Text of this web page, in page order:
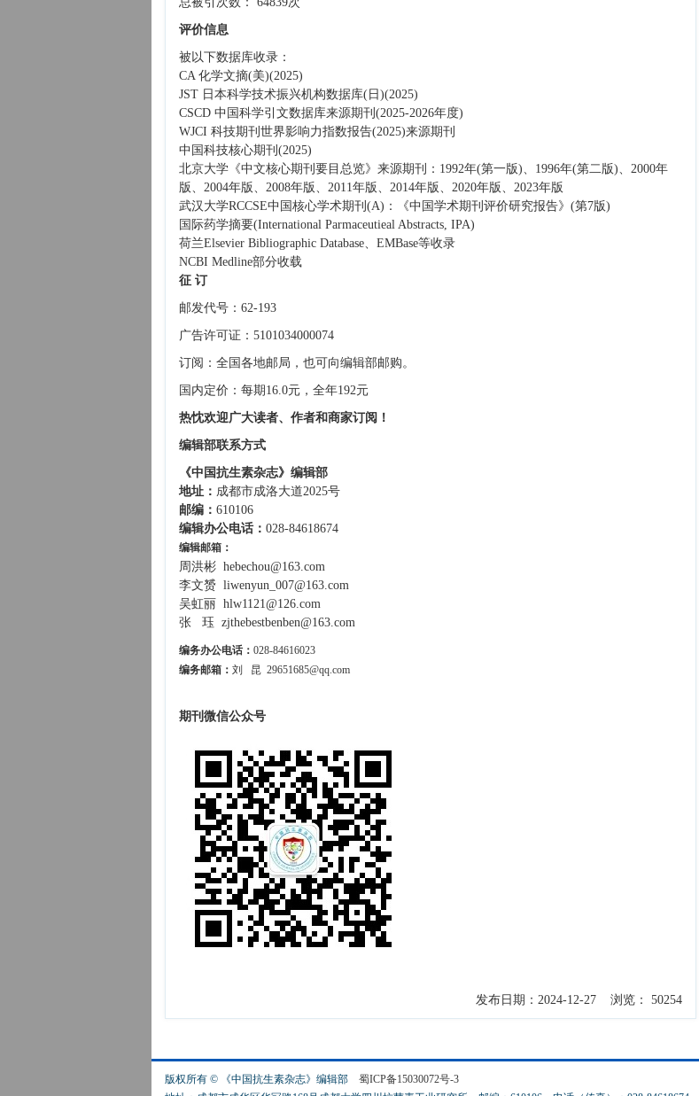
评价信息
被以下数据库收录：
CA 化学文摘(美)(2025)
JST 日本科学技术振兴机构数据库(日)(2025)
CSCD 中国科学引文数据库来源期刊(2025-2026年度)
WJCI 科技期刊世界影响力指数报告(2025)来源期刊
中国科技核心期刊(2025)
北京大学《中文核心期刊要目总览》来源期刊：1992年(第一版)、1996年(第二版)、2000年
版、2004年版、2008年版、2011年版、2014年版、2020年版、2023年版
武汉大学RCCSE中国核心学术期刊(A)：《中国学术期刊评价研究报告》(第7版)
国际药学摘要(International Parmaceutieal Abstracts, IPA)
荷兰Elsevier Bibliographic Database、EMBase等收录
NCBI Medline部分收载
征 订
邮发代号：62-193
广告许可证：5101034000074
订阅：全国各地邮局，也可向编辑部邮购。
国内定价：每期16.0元，全年192元
热忱欢迎广大读者、作者和商家订阅！
编辑部联系方式
《中国抗生素杂志》编辑部
地址： 成都市成洛大道2025号
邮编： 610106
编辑办公电话： 028-84618674
编辑邮箱：
周洪彬 hebechou@163.com
李文赟 liwenyun_007@163.com
吴虹丽 hlw1121@126.com
张 珏 zjthebestbenben@163.com
编务办公电话： 028-84616023
编务邮箱： 刘 昆 29651685@qq.com
期刊微信公众号
发布日期：2024-12-27 浏览： 50254
版权所有 © 《中国抗生素杂志》编辑部 蜀ICP备15030072号-3